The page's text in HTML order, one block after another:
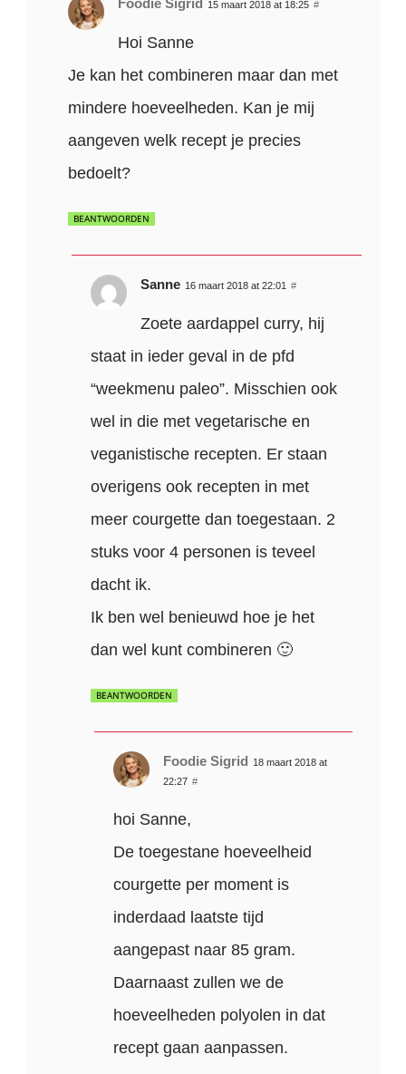
15 maart 2018 at 18:25 #
Hoi Sanne
Je kan het combineren maar dan met
mindere hoeveelheden. Kan je mij
aangeven welk recept je precies
bedoelt?
BEANTWOORDEN
Sanne 16 maart 2018 at 22:01 #
Zoete aardappel curry, hij
staat in ieder geval in de pfd
“weekmenu paleo”. Misschien ook
wel in die met vegetarische en
veganistische recepten. Er staan
overigens ook recepten in met
meer courgette dan toegestaan. 2
stuks voor 4 personen is teveel
dacht ik.
Ik ben wel benieuwd hoe je het
dan wel kunt combineren 🙂
BEANTWOORDEN
Foodie Sigrid 18 maart 2018 at
22:27 #
hoi Sanne,
De toegestane hoeveelheid
courgette per moment is
inderdaad laatste tijd
aangepast naar 85 gram.
Daarnaast zullen we de
hoeveelheden polyolen in dat
recept gaan aanpassen.